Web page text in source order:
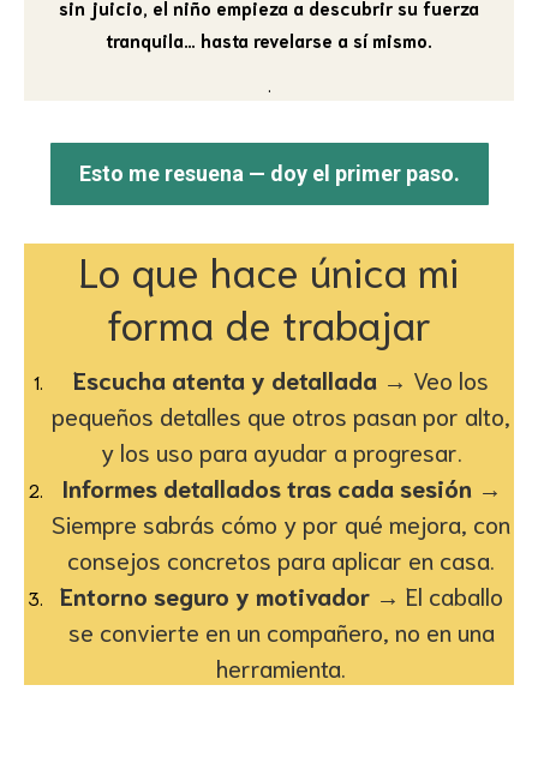
sin juicio, el niño empieza a descubrir su fuerza
tranquila… hasta revelarse a sí mismo.
.
Esto me resuena — doy el primer paso.
Lo que hace única mi
forma de trabajar
Escucha atenta y detallada → Veo los
pequeños detalles que otros pasan por alto,
y los uso para ayudar a progresar.
Informes detallados tras cada sesión →
Siempre sabrás cómo y por qué mejora, con
consejos concretos para aplicar en casa.
Entorno seguro y motivador→ El caballo
se convierte en un compañero, no en una
herramienta.